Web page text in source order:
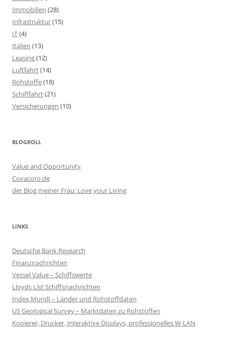
Immobilien (28)
Infrastruktur(15)
IT(4)
Italien (13)
Leasing(12)
Luftfahrt(14)
Rohstoffe(18)
Schifffahrt(21)
Versicherungen (10)
BLOGROLL
Value and Opportunity
Covacoro.de
der Blog meiner Frau: Love your Living
LINKS
Deutsche Bank Research
Finanznachrichten
Vessel Value – Schiffswerte
Lloyds List Schiffsnachrichten
Index Mundi – Länder und Rohstoffdaten
US Geological Survey – Marktdaten zu Rohstoffen
Kopierer, Drucker, interaktive Displays, professionelles W-LAN